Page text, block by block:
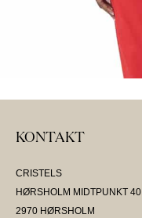
KONTAKT
CRISTELS
HØRSHOLM MIDTPUNKT 40
2970 HØRSHOLM